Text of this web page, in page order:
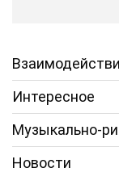
Интересное
Музыкально-
Новости